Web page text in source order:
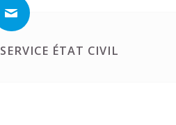
ÉTAT CIVIL